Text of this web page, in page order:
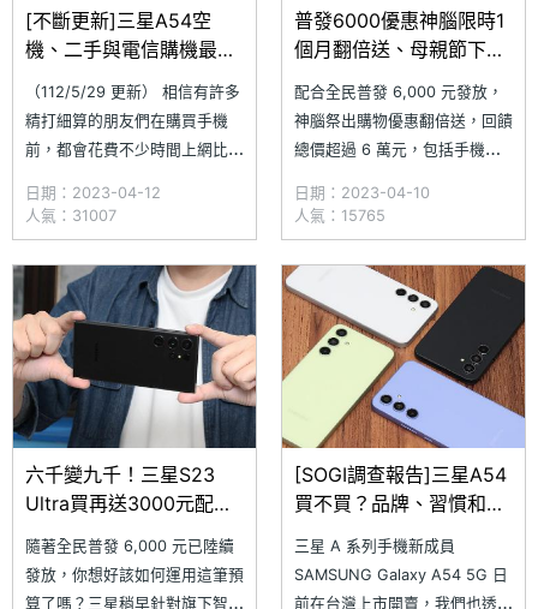
[不斷更新]三星A54空
機、二手與電信購機最新
價格優惠一次看
（112/5/29 更新） 相信有許多
精打細算的朋友們在購買手機
前，都會花費不少時間上網比價
市場價格變動快速，加上現代人
平時工作忙碌，無法隨時掌握價
格行情，但又怕買貴吃虧，為
此，小編每月會精選目前市面上
的熱門機型進行最新價格更新整
理，讓有選購需求的消費者可以
參考看看。
日期：2023-04-12
人氣：31007
普發6000優惠神腦限時1
個月翻倍送、母親節下殺
5折起
配合全民普發 6,000 元發放，
神腦祭出購物優惠翻倍送，回饋
總價超過 6 萬元，包括手機、
及時尚家電等熱門商品，限時一
個月祭出超殺價。同時因應五月
母親節送禮潮，神腦還推出質感
吹風機、最新款手機、美足機等
適用媽媽使用的產品，皆享 5
折起優惠，到神腦門市搭配資費
申辦攜碼最
日期：2023-04-10
人氣：15765
六千變九千！三星S23
Ultra買再送3000元配件
隨著全民普發 6,000 元已陸續
發放，你想好該如何運用這筆預
算了嗎？三星稍早針對旗下智慧
[SOGI調查報告]三星A54
買不買？品牌、習慣和效
三星 A 系列手機新成員
SAMSUNG Galaxy A54 5G 日
前在台灣上市開賣，我們也透過